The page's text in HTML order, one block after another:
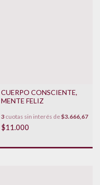
CUERPO CONSCIENTE,
MENTE FELIZ
3 cuotas sin interés de$3.666,67
$11.000